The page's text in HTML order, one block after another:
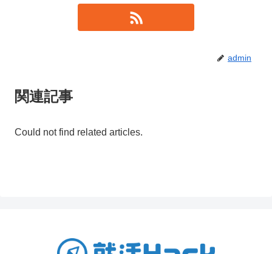
admin
関連記事
Could not find related articles.